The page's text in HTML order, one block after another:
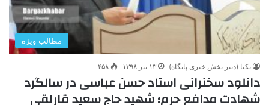
مطالب ویژه
یکتا (دبیر بخش خبری پایگاه) ۱۳ تیر ۱۳۹۸ ۴۵۸
دانلود سخنرانی استاد حسن عباسی در سالگرد
شهادت مدافع حرم؛ شهید حاج سعید قارلقی